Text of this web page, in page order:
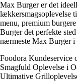
Max Burger er det
lækkersmagsoplevelse
menu, premium
Burger det perfekte
nærmeste Max Burger i
Foodora Kundeservice
Smagfuld Oplevelse i
Ultimative